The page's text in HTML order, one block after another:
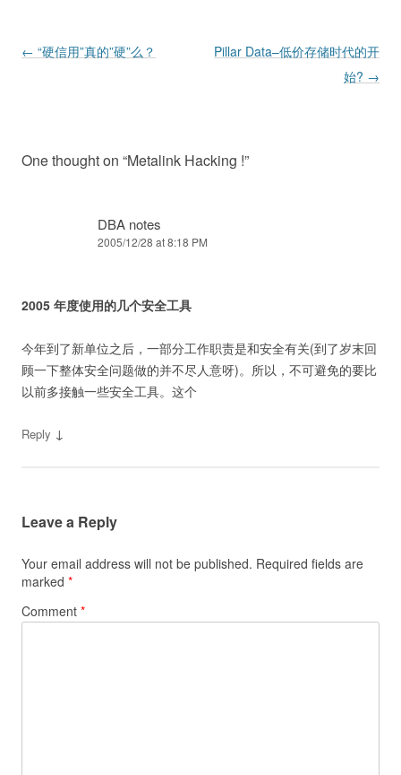
Post navigation
← “硬信用”真的”硬”么？
Pillar Data–低价存储时代的开
始? →
One thought on “Metalink Hacking !”
DBA notes
2005/12/28 at 8:18 PM
2005 年度使用的几个安全工具
今年到了新单位之后，一部分工作职责是和安全有关(到了岁末回
顾一下整体安全问题做的并不尽人意呀)。所以，不可避免的要比
以前多接触一些安全工具。这个
Reply ↓
Leave a Reply
Your email address will not be published. Required fields are
marked *
Comment *